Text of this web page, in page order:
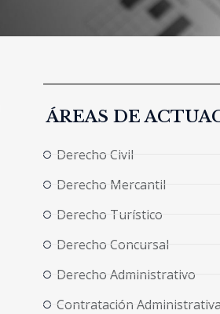
ÁREAS DE
Derecho Civil
Derecho Mercantil
Derecho Turístico
Derecho Concursal
Derecho Administrativo
Contratación Administrativa